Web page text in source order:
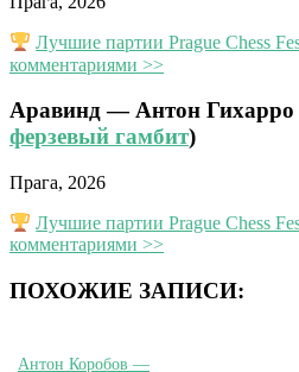
Лучшие партии Prague Chess
комментариями >>
Аравинд — Антон Гихарро
ферзевый гамбит)
Прага, 2026
Лучшие партии Prague Chess
комментариями >>
ПОХОЖИЕ ЗАПИСИ:
Антон Коробов —